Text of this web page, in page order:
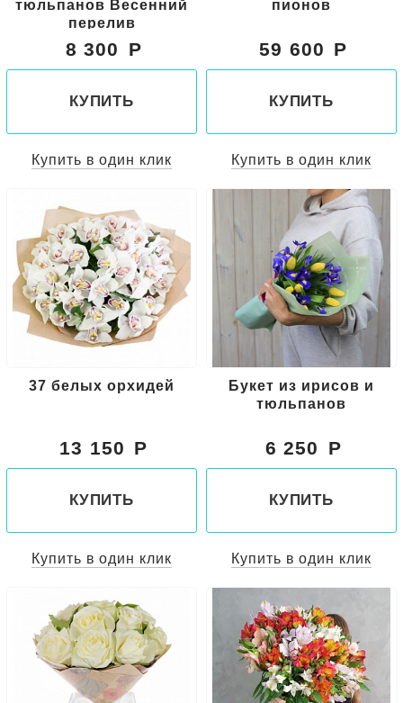
тюльпанов Весенний
перелив
8 300
КУПИТЬ
Купить в один клик
пионов
59 600
КУПИТЬ
Купить в один клик
37 белых орхидей
13 150
КУПИТЬ
Купить в один клик
Букет из ирисов и
тюльпанов
6 250
КУПИТЬ
Купить в один клик